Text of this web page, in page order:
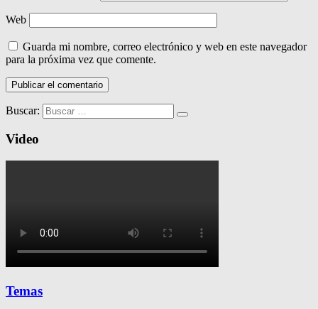
Web
Guarda mi nombre, correo electrónico y web en este navegador
para la próxima vez que comente.
Buscar:
Video
Temas